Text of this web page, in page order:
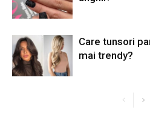
Care tunsori
mai trendy?